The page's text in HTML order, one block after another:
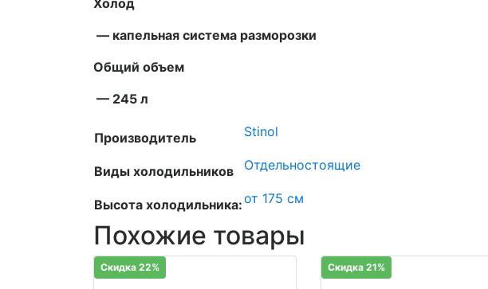
— капельная система разморозки
Общий объем
— 245 л
Производитель Stinol
Виды холодильников Отдельностоящие
Высота холодильника:от 175 см
Похожие товары
Скидка 22% Скидка 21%